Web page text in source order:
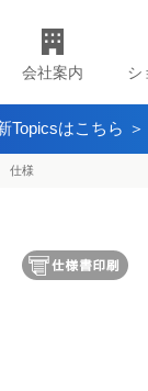
会社案内 シ
Topicsはこちら ＞
仕様